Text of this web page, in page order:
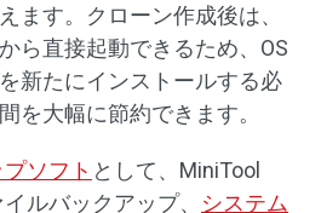
ます。クローン作成後は、
ら直接起動できるため、OS
新たにインストールする必
を大幅に節約できます。
ソフト として、MiniTool
ルバックアップ、 システム